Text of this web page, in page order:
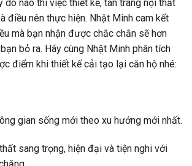
do nào thì việc thiết kế, tân trang nội thất
điều nên thực hiện. Nhật Minh cam kết
mà bạn nhận được chắc chắn sẽ hơn
bỏ ra. Hãy cùng Nhật Minh phân tích
điểm khi thiết kế cải tạo lại căn hộ nhé:
gian sống mới theo xu hướng mới nhất.
sang trọng, hiện đại và tiện nghi với